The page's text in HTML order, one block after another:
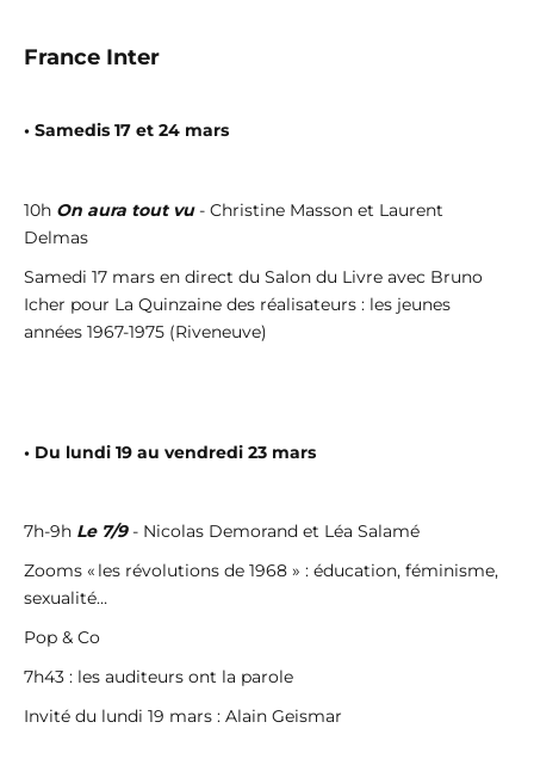
France Inter
• Samedis 17 et 24 mars
10h On aura tout vu- Christine Masson et Laurent
Delmas
Samedi 17 mars en direct du Salon du Livre avec Bruno
Icher pour La Quinzaine des réalisateurs : les jeunes
années 1967-1975 (Riveneuve)
• Du lundi 19 au vendredi 23 mars
7h-9h Le 7/9- Nicolas Demorand et Léa Salamé
Zooms « les révolutions de 1968 » : éducation, féminisme,
sexualité…
Pop & Co
7h43 : les auditeurs ont la parole
Invité du lundi 19 mars : Alain Geismar